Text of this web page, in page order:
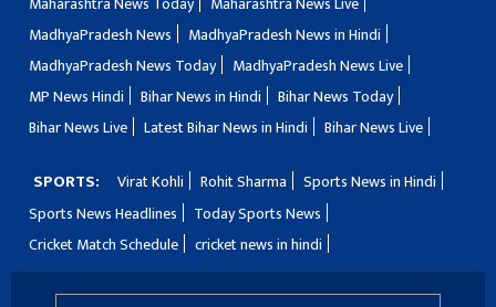
MadhyaPradesh News
MadhyaPradesh News in Hindi
MadhyaPradesh News Today
MadhyaPradesh News Live
MP News Hindi
Bihar News in Hindi
Bihar News Today
Bihar News Live
Latest Bihar News in Hindi Bihar News Live
SPORTS: Virat Kohli Rohit Sharma
Sports News in Hindi
Sports News Headlines
Today Sports News
Cricket Match Schedule
cricket news in hindi